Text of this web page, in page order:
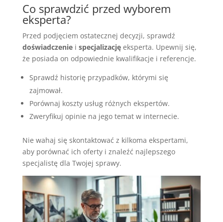
Co sprawdzić przed wyborem
eksperta?
Przed podjęciem ostatecznej decyzji, sprawdź
doświadczeniei specjalizacjęeksperta. Upewnij się,
że posiada on odpowiednie kwalifikacje i referencje.
Sprawdź historię przypadków, którymi się
zajmował.
Porównaj koszty usług różnych ekspertów.
Zweryfikuj opinie na jego temat w internecie.
Nie wahaj się skontaktować z kilkoma ekspertami,
aby porównać ich oferty i znaleźć najlepszego
specjalistę dla Twojej sprawy.